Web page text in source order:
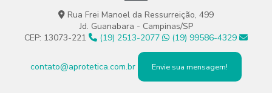
Rua Frei Manoel da Ressurreição, 499
Jd. Guanabara - Campinas/SP
CEP: 13073-221
(19) 2513-2077 (19) 99586-4329
contato@aprotetica.com.br Envie sua mensagem!